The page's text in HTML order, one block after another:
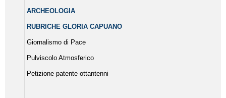
ARCHEOLOGIA
RUBRICHE GLORIA CAPUANO
Giornalismo di Pace
Pulviscolo Atmosferico
Petizione patente ottantenni